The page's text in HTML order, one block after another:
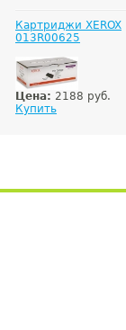
Картриджи XEROX
013R00625
Цена: 2188 руб.
Купить